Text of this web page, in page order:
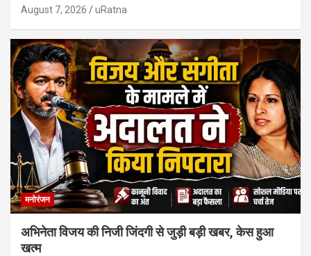
August 7, 2026 uRatna
मनोरंजन
अभिनेता विजय की निजी जिंदगी से जुड़ी बड़ी खबर, केस हुआ
खत्म